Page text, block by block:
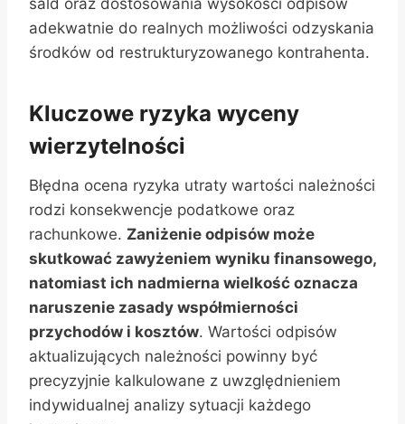
adekwatnie do realnych możliwości odzyskania
środków od restrukturyzowanego kontrahenta.
Kluczowe ryzyka wyceny
wierzytelności
Błędna ocena ryzyka utraty wartości należności
rodzi konsekwencje podatkowe oraz
rachunkowe. Zaniżenie odpisów może
skutkować zawyżeniem wyniku finansowego,
natomiast ich nadmierna wielkość oznacza
naruszenie zasady współmierności
przychodów i kosztów. Wartości odpisów
aktualizujących należności powinny być
precyzyjnie kalkulowane z uwzględnieniem
indywidualnej analizy sytuacji każdego